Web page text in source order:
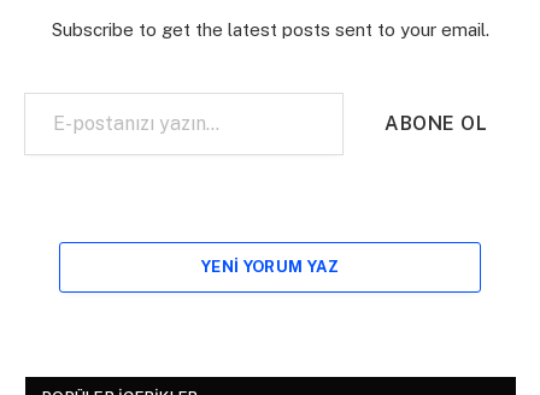
Subscribe to get the latest posts sent to your email.
E-postanızı yazın…
ABONE OL
YENI YORUM YAZ